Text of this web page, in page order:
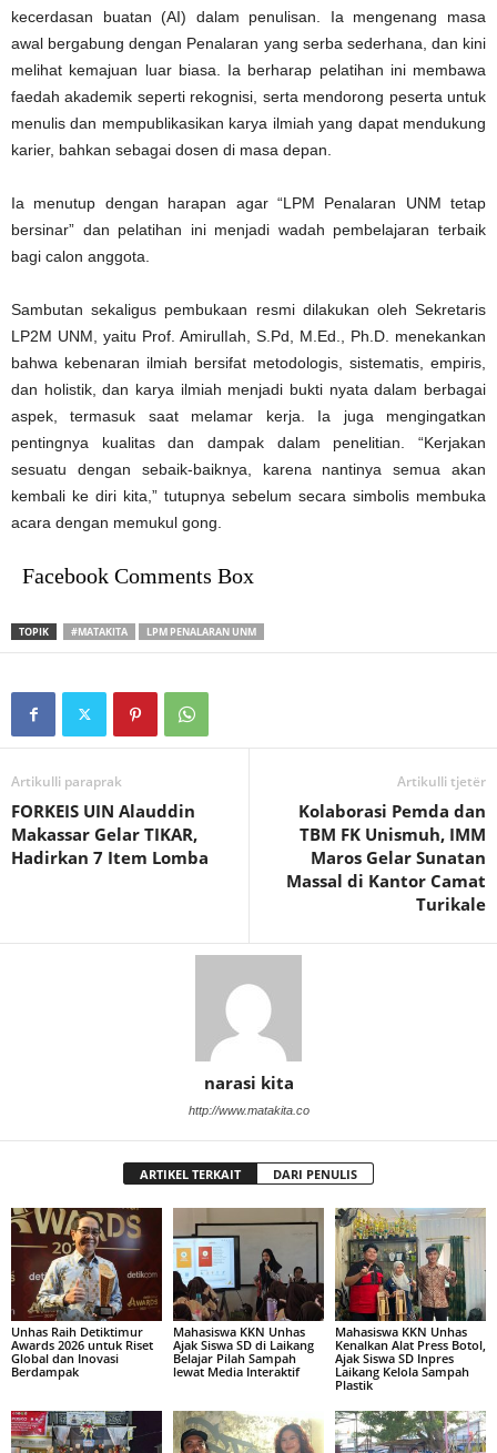
kecerdasan buatan (AI) dalam penulisan. Ia mengenang masa
awal bergabung dengan Penalaran yang serba sederhana, dan kini
melihat kemajuan luar biasa. Ia berharap pelatihan ini membawa
faedah akademik seperti rekognisi, serta mendorong peserta untuk
menulis dan mempublikasikan karya ilmiah yang dapat mendukung
karier, bahkan sebagai dosen di masa depan.
Ia menutup dengan harapan agar “LPM Penalaran UNM tetap
bersinar” dan pelatihan ini menjadi wadah pembelajaran terbaik
bagi calon anggota.
Sambutan sekaligus pembukaan resmi dilakukan oleh Sekretaris
LP2M UNM, yaitu Prof. AmirulIah, S.Pd, M.Ed., Ph.D. menekankan
bahwa kebenaran ilmiah bersifat metodologis, sistematis, empiris,
dan holistik, dan karya ilmiah menjadi bukti nyata dalam berbagai
aspek, termasuk saat melamar kerja. Ia juga mengingatkan
pentingnya kualitas dan dampak dalam penelitian. “Kerjakan
sesuatu dengan sebaik-baiknya, karena nantinya semua akan
kembali ke diri kita,” tutupnya sebelum secara simbolis membuka
acara dengan memukul gong.
Facebook Comments Box
TOPIK #MATAKITA LPM PENALARAN UNM
Artikulli paraprak
FORKEIS UIN Alauddin
Makassar Gelar TIKAR,
Hadirkan 7 Item Lomba
Artikulli tjetër
Kolaborasi Pemda dan
TBM FK Unismuh, IMM
Maros Gelar Sunatan
Massal di Kantor Camat
Turikale
narasi kita
http://www.matakita.co
ARTIKEL TERKAIT DARI PENULIS
Unhas Raih Detiktimur
Awards 2026 untuk Riset
Global dan Inovasi
Berdampak
Mahasiswa KKN Unhas
Ajak Siswa SD di Laikang
Belajar Pilah Sampah
lewat Media Interaktif
Mahasiswa KKN Unhas
Kenalkan Alat Press Botol,
Ajak Siswa SD Inpres
Laikang Kelola Sampah
Plastik